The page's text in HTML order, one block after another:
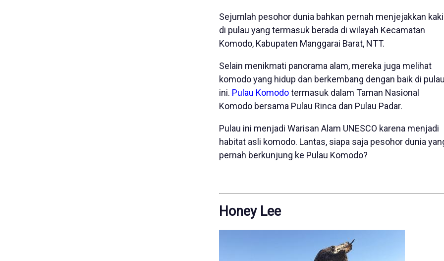
Sejumlah pesohor dunia bahkan pernah menjejakkan kaki
di pulau yang termasuk berada di wilayah Kecamatan
Komodo, Kabupaten Manggarai Barat, NTT.
Selain menikmati panorama alam, mereka juga melihat
komodo yang hidup dan berkembang dengan baik di
ini. Pulau Komodotermasuk dalam Taman Nasional
Komodo bersama Pulau Rinca dan Pulau Padar.
Pulau ini menjadi Warisan Alam UNESCO karena menjadi
habitat asli komodo. Lantas, siapa saja pesohor dunia
pernah berkunjung ke Pulau Komodo?
Honey Lee